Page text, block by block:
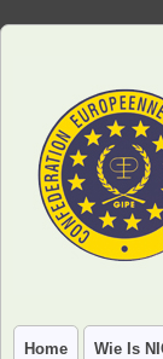
Home Wie Is